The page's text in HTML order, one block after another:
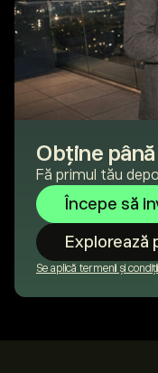
Obține
Fă primul tău
Începe să
Explorează
Se aplică termenii și